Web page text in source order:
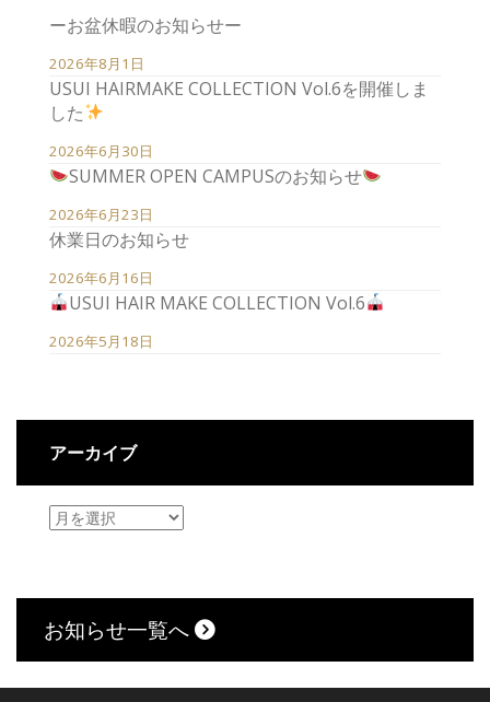
ーお盆休暇のお知らせー
2026年8月1日
USUI HAIRMAKE COLLECTION Vol.6を開催しま
した
2026年6月30日
SUMMER OPEN CAMPUSのお知らせ
2026年6月23日
休業日のお知らせ
2026年6月16日
USUI HAIR MAKE COLLECTION Vol.6
2026年5月18日
アーカイブ
お知らせ一覧へ